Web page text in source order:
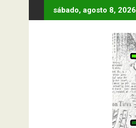
al
sábado, agosto 8, 2026